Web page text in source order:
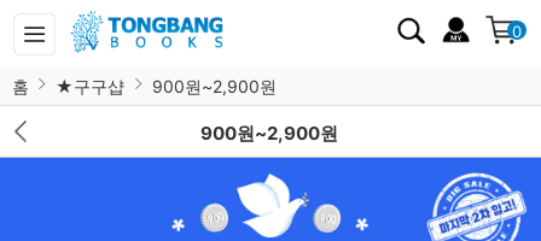
0
홈 ★구구샵 900원~2,900원
900원~2,900원